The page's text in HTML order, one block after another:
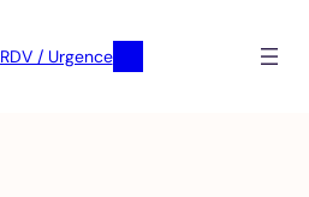
RDV / Urgence